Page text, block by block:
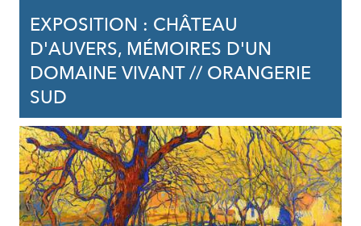
EXPOSITION : CHÂTEAU
D'AUVERS, MÉMOIRES D'UN
DOMAINE VIVANT // ORANGERIE
SUD